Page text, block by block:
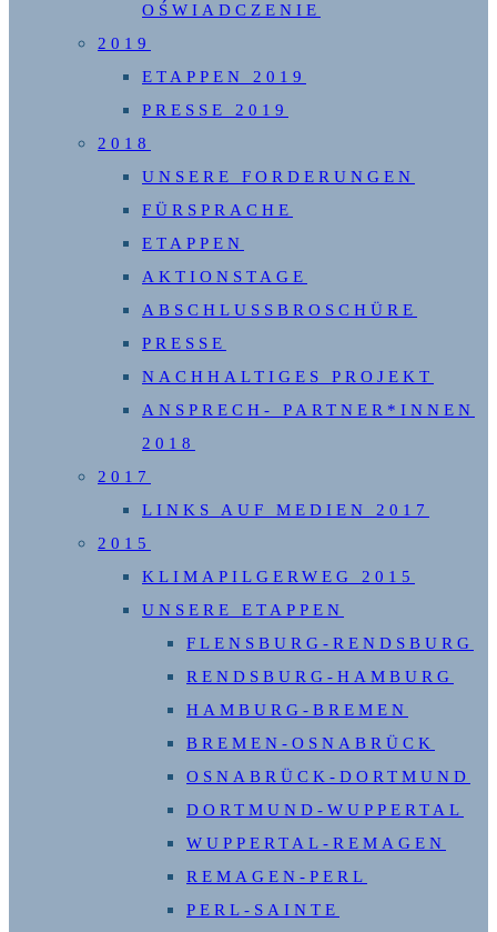
OŚWIADCZENIE
2019
ETAPPEN 2019
PRESSE 2019
2018
UNSERE FORDERUNGEN
FÜRSPRACHE
ETAPPEN
AKTIONSTAGE
ABSCHLUSSBROSCHÜRE
PRESSE
NACHHALTIGES PROJEKT
ANSPRECH- PARTNER*INNEN
2018
2017
LINKS AUF MEDIEN 2017
2015
KLIMAPILGERWEG 2015
UNSERE ETAPPEN
FLENSBURG-RENDSBURG
RENDSBURG-HAMBURG
HAMBURG-BREMEN
BREMEN-OSNABRÜCK
OSNABRÜCK-DORTMUND
DORTMUND-WUPPERTAL
WUPPERTAL-REMAGEN
REMAGEN-PERL
PERL-SAINTE